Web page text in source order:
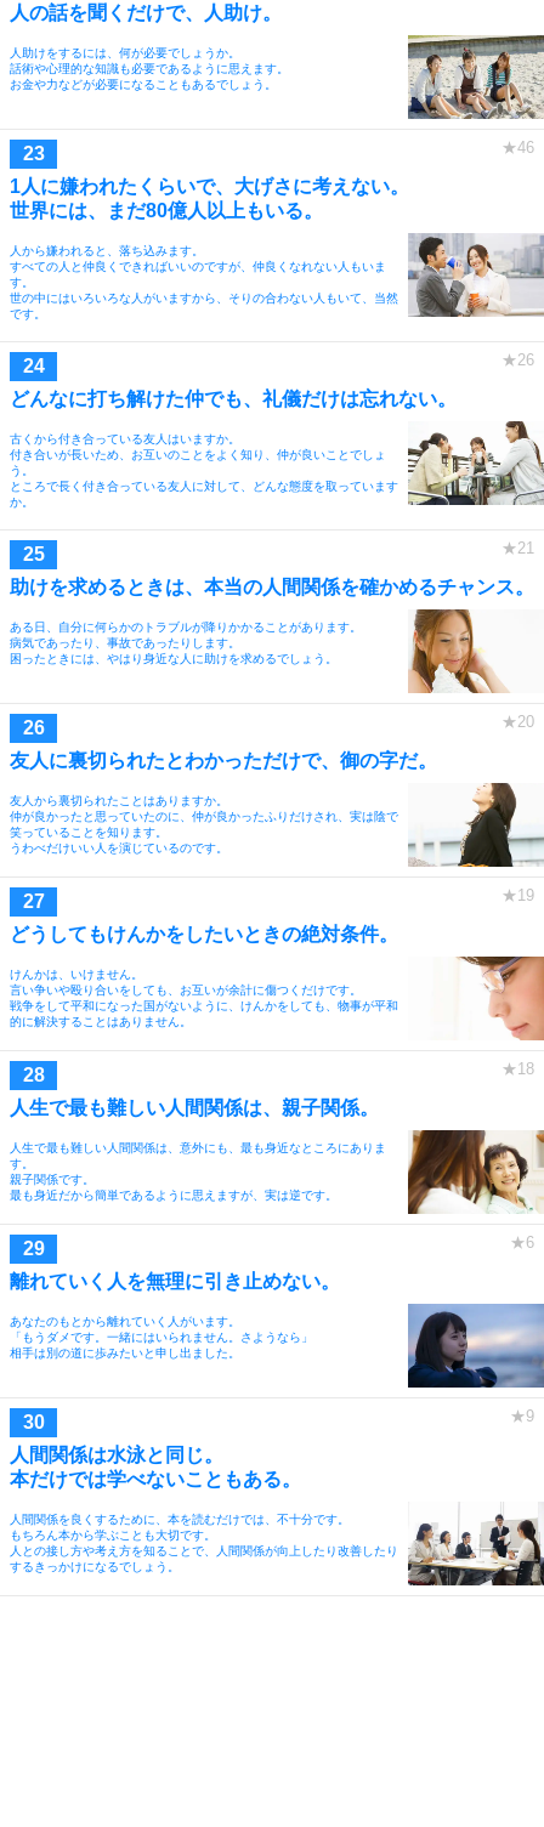
人の話を聞くだけで、人助け。
人助けをするには、何が必要でしょうか。
話術や心理的な知識も必要であるように思えます。
お金や力などが必要になることもあるでしょう。
1人に嫌われたくらいで、大げさに考えない。
世界には、まだ80億人以上もいる。
人から嫌われると、落ち込みます。
すべての人と仲良くできればいいのですが、仲良くなれない人もいま
す。
世の中にはいろいろな人がいますから、そりの合わない人もいて、当然
です。
どんなに打ち解けた仲でも、礼儀だけは忘れない。
古くから付き合っている友人はいますか。
付き合いが長いため、お互いのことをよく知り、仲が良いことでしょ
う。
ところで長く付き合っている友人に対して、どんな態度を取っています
か。
助けを求めるときは、本当の人間関係を確かめるチャンス。
ある日、自分に何らかのトラブルが降りかかることがあります。
病気であったり、事故であったりします。
困ったときには、やはり身近な人に助けを求めるでしょう。
友人に裏切られたとわかっただけで、御の字だ。
友人から裏切られたことはありますか。
仲が良かったと思っていたのに、仲が良かったふりだけされ、実は陰で
笑っていることを知ります。
うわべだけいい人を演じているのです。
どうしてもけんかをしたいときの絶対条件。
けんかは、いけません。
言い争いや殴り合いをしても、お互いが余計に傷つくだけです。
戦争をして平和になった国がないように、けんかをしても、物事が平和
的に解決することはありません。
人生で最も難しい人間関係は、親子関係。
人生で最も難しい人間関係は、意外にも、最も身近なところにありま
す。
親子関係です。
最も身近だから簡単であるように思えますが、実は逆です。
離れていく人を無理に引き止めない。
あなたのもとから離れていく人がいます。
「もうダメです。一緒にはいられません。さようなら」
相手は別の道に歩みたいと申し出ました。
人間関係は水泳と同じ。
本だけでは学べないこともある。
人間関係を良くするために、本を読むだけでは、不十分です。
もちろん本から学ぶことも大切です。
人との接し方や考え方を知ることで、人間関係が向上したり改善したり
するきっかけになるでしょう。